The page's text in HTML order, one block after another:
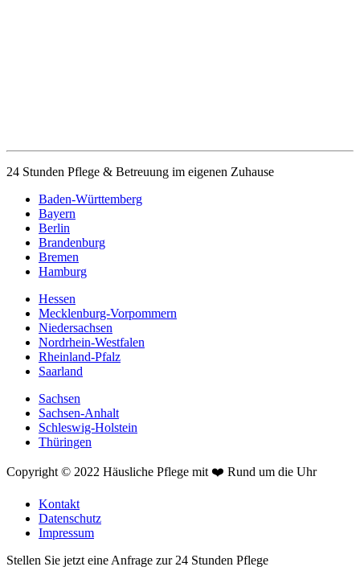
24 Stunden Pflege & Betreuung im eigenen Zuhause
Baden-Württemberg
Bayern
Berlin
Brandenburg
Bremen
Hamburg
Hessen
Mecklenburg-Vorpommern
Niedersachsen
Nordrhein-Westfalen
Rheinland-Pfalz
Saarland
Sachsen
Sachsen-Anhalt
Schleswig-Holstein
Thüringen
Copyright © 2022 Häusliche Pflege mit ❤️ Rund um die Uhr
Kontakt
Datenschutz
Impressum
Stellen Sie jetzt eine Anfrage zur 24 Stunden Pflege